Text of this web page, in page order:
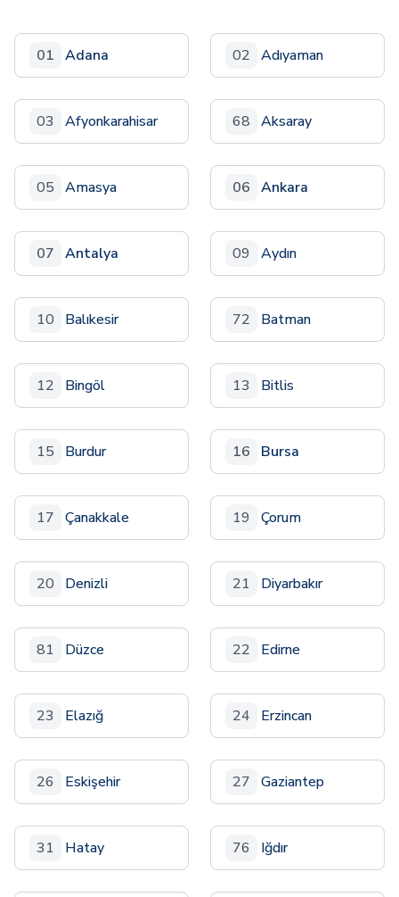
01 Adana 02 Adıyaman
03 Afyonkarahisar 68 Aksaray
05 Amasya 06 Ankara
07 Antalya 09 Aydın
10 Balıkesir 72 Batman
12 Bingöl 13 Bitlis
15 Burdur 16 Bursa
17 Çanakkale 19 Çorum
20 Denizli 21 Diyarbakır
81 Düzce 22 Edirne
23 Elazığ 24 Erzincan
26 Eskişehir 27 Gaziantep
31 Hatay 76 Iğdır